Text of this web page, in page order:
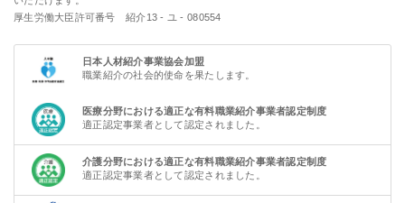
厚生労働大臣許可番号 紹介13 - ユ - 080554
日本人材紹介事業協会加盟
職業紹介の社会的使命を果たします。
医療分野における適正な有料職業紹介事業者認定制度
適正認定事業者として認定されました。
介護分野における適正な有料職業紹介事業者認定制度
適正認定事業者として認定されました。